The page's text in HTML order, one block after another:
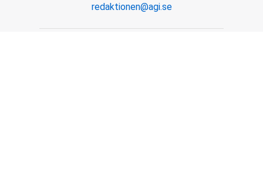
redaktionen@agi.se